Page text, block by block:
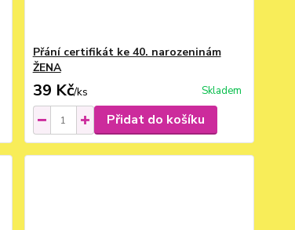
Přání certifikát ke 40. narozeninám
ŽENA
39 Kč/ks Skladem
Přidat do košíku